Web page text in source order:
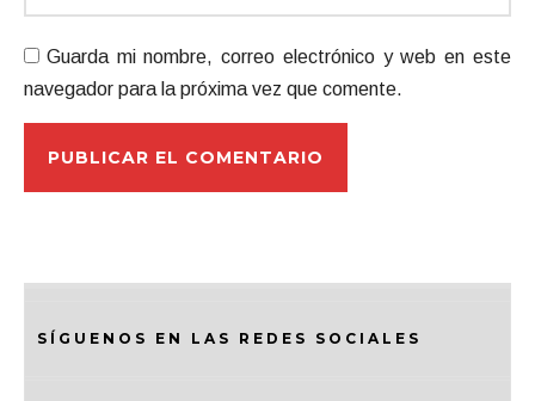
Guarda mi nombre, correo electrónico y web en este
navegador para la próxima vez que comente.
SÍGUENOS EN LAS REDES SOCIALES